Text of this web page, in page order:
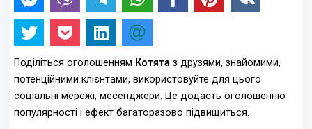
Поділіться оголошенням Котята з друзями, знайомими,
потенційними клієнтами, використовуйте для цього
соціальні мережі, месенджери. Це додасть оголошенню
популярності і ефект багаторазово підвищиться.